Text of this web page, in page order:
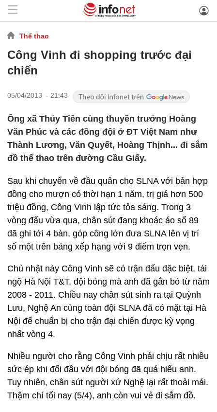
Thể thao
Công Vinh đi shopping trước đại
chiến
05/04/2013 - 21:43
Ông xã Thủy Tiên cùng thuyền trưởng Hoàng
Văn Phúc và các đồng đội ở ĐT Việt Nam như
Thành Lương, Văn Quyết, Hoàng Thịnh... đi sắm
đồ thể thao trên đường Cầu Giấy.
Sau khi chuyển về đầu quân cho SLNA với bản hợp
đồng cho mượn có thời hạn 1 năm, trị giá hơn 500
triệu đồng, Công Vinh lập tức tỏa sáng. Trong 3
vòng đấu vừa qua, chân sút đang khoác áo số 89
đã ghi tới 4 bàn, góp công lớn đưa SLNA lên vị trí
số một trên bảng xếp hạng với 9 điểm trọn vẹn.
Chủ nhật này Công Vinh sẽ có trận đấu đặc biệt, tái
ngộ Hà Nội T&T, đội bóng mà anh đã gắn bó từ năm
2008 - 2011. Chiều nay chân sút sinh ra tại Quỳnh
Lưu, Nghệ An cùng toàn đội SLNA đã có mặt tại Hà
Nội để chuẩn bị cho trận đại chiến được kỳ vọng
nhất vòng 4.
Nhiều người cho rằng Công Vinh phải chịu rất nhiều
sức ép khi đối đầu với đội bóng đã quá hiểu anh.
Tuy nhiên, chân sút người xứ Nghệ lại rất thoải mái.
Thậm chí tối nay (5/4), anh còn vui vẻ đi sắm đồ.